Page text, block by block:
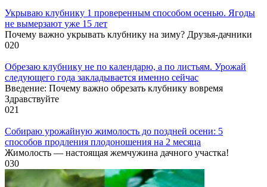
Укрываю клубнику 1 проверенным способом осенью. Ягоды
не вымерзают уже 15 лет
Почему важно укрывать клубнику на зиму? Друзья-дачники
020
Обрезаю клубнику не по календарю, а по листьям. Урожай
следующего года закладывается именно сейчас
Введение: Почему важно обрезать клубнику вовремя
Здравствуйте
021
Собираю урожайную жимолость до поздней осени: 5
способов продления плодоношения на 2 месяца
Жимолость — настоящая жемчужина дачного участка!
030